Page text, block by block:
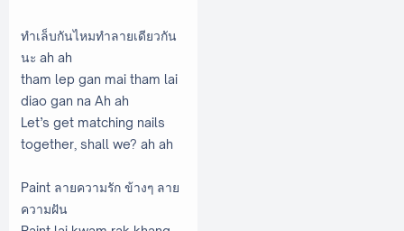
ทำเล็บกันไหมทำลายเดียวกัน
นะ ah ah
tham lep gan mai tham lai
diao gan na Ah ah
Let’s get matching nails
together, shall we? ah ah
Paint ลายความรัก ข้างๆ ลาย
ความฝัน